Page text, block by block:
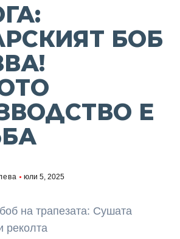
БОБ
Е
юли 5, 2025
на трапезата: Сушата
реколта